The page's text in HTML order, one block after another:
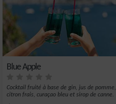
Blue Apple
Cocktail fruité à base de gin, jus de pomme,
citron frais, curaçao bleu et sirop de canne.